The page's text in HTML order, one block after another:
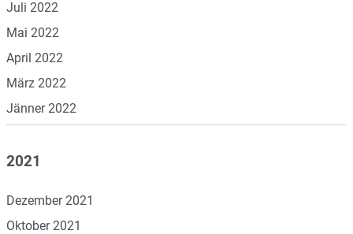
Juli 2022
Mai 2022
April 2022
März 2022
Jänner 2022
2021
Dezember 2021
Oktober 2021